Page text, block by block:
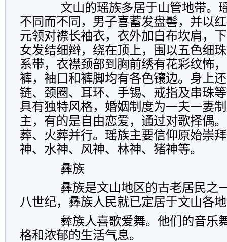
文山的瑶族多居于山管地带。
不同而不同，男子喜蓄发盘髻，并以
元领对襟长袖衣，衣外加白布坎肩，
女发结细辫，绕在顶上，围以五色细
系带，衣襟颈部到胸前绣有花彩纹怖
裤，袖口和裤脚均有各色镶边。身上
链、颈圈、耳环、手锡、戒指及串珠
具有独特风格，婚姻制度为一夫一妻
主，有的是自由恋爱，通过对歌择偶
葬、火葬并行。瑶族主要信仰原始崇
神、水神、风神、林神、猪神等。
彝族
彝族是文山地区的古老居民之
八世纪，彝族人民就已定居于文山各
彝族人喜歌爱舞。他们的音乐
格和浓郁的生活气息。